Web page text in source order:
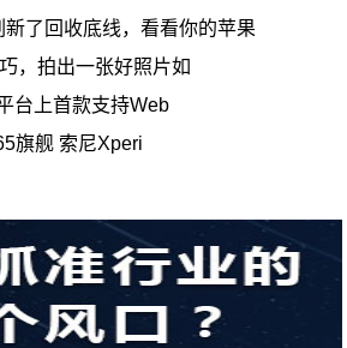
了回收底线，看看你的苹果
，拍出一张好照片如
台上首款支持Web
旗舰 索尼Xperi